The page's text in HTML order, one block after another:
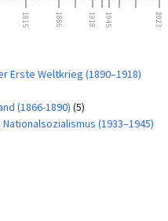
1815 1866 1918 1945 2023
Erste Weltkrieg (1890–1918)
(1866-1890) (5)
(1933–1945)